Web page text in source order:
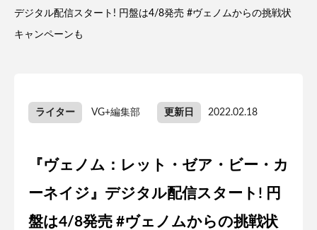
デジタル配信スタート! 円盤は4/8発売 #ヴェノムからの挑戦状
キャンペーンも
ライター VG+編集部 更新日 2022.02.18
『ヴェノム：レット・ゼア・ビー・カ
ーネイジ』デジタル配信スタート! 円
盤は4/8発売 #ヴェノムからの挑戦状